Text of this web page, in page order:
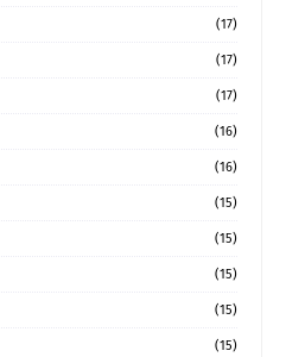
(17)
(17)
(17)
(16)
(16)
(15)
(15)
(15)
(15)
(15)